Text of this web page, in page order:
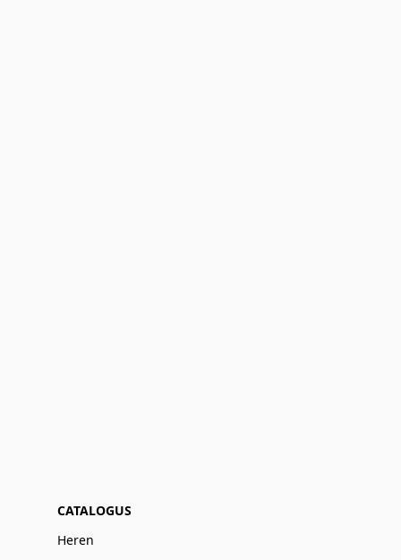
CATALOGUS
Heren